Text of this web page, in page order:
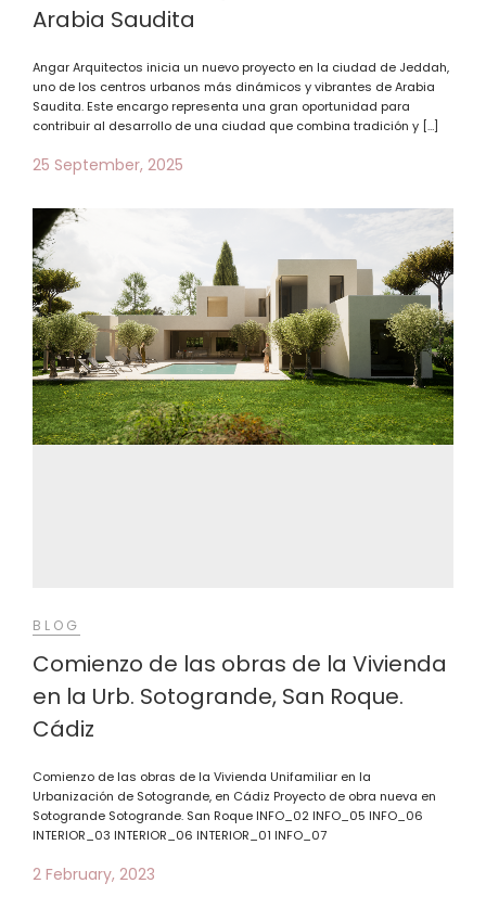
Arabia Saudita
Angar Arquitectos inicia un nuevo proyecto en la ciudad de Jeddah,
uno de los centros urbanos más dinámicos y vibrantes de Arabia
Saudita. Este encargo representa una gran oportunidad para
contribuir al desarrollo de una ciudad que combina tradición y […]
25 September, 2025
BLOG
Comienzo de las obras de la Vivienda
en la Urb. Sotogrande, San Roque.
Cádiz
Comienzo de las obras de la Vivienda Unifamiliar en la
Urbanización de Sotogrande, en Cádiz Proyecto de obra nueva en
Sotogrande Sotogrande. San Roque INFO_02 INFO_05 INFO_06
INTERIOR_03 INTERIOR_06 INTERIOR_01 INFO_07
2 February, 2023